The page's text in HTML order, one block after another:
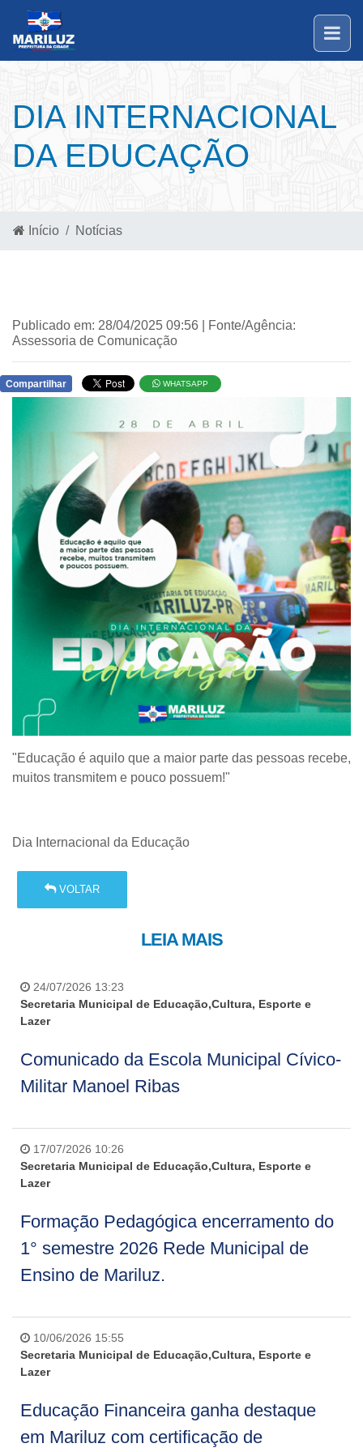
DIA INTERNACIONAL
DA EDUCAÇÃO
Início Notícias
Publicado em: 28/04/2025 09:56 | Fonte/Agência:
Assessoria de Comunicação
Compartilhar WHATSAPP
"Educação é aquilo que a maior parte das pessoas recebe,
muitos transmitem e pouco possuem!"
Dia Internacional da Educação
VOLTAR
LEIA MAIS
24/07/2026 13:23
Secretaria Municipal de Educação,Cultura, Esporte e
Lazer
Comunicado da Escola Municipal Cívico-
Militar Manoel Ribas
17/07/2026 10:26
Secretaria Municipal de Educação,Cultura, Esporte e
Lazer
Formação Pedagógica encerramento do
1° semestre 2026 Rede Municipal de
Ensino de Mariluz.
10/06/2026 15:55
Secretaria Municipal de Educação,Cultura, Esporte e
Lazer
Educação Financeira ganha destaque
em Mariluz com certificação de